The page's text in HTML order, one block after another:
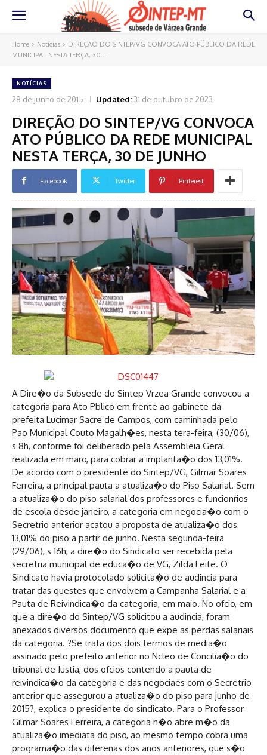
Home Notícias
DIREÇÃO DO SINTEP/VG CONVOCA ATO PÚBLICO DA REDE
MUNICIPAL NESTA TERÇA, 30...
NOTÍCIAS
28 de junho de 2015 Updated: 31 de outubro de 2023
DIREÇÃO DO SINTEP/VG CONVOCA
ATO PÚBLICO DA REDE MUNICIPAL
NESTA TERÇA, 30 DE JUNHO
Facebook Twitter Pinterest
A Dire�o da Subsede do Sintep Vrzea Grande convocou a
categoria para Ato Pblico em frente ao gabinete da
prefeita Lucimar Sacre de Campos, com caminhada pelo
Pao Municipal Couto Magalh�es, nesta tera-feira, (30/06),
s 8h, conforme foi deliberado pela Assembleia Geral
realizada em maro, para cobrar a implanta�o dos 13,01%.
De acordo com o presidente do Sintep/VG, Gilmar Soares
Ferreira, a principal pauta a atualiza�o do Piso Salarial. Sem
a atualiza�o do piso salarial dos professores e funcionrios
de escola desde janeiro, a categoria em negocia�o com o
Secretrio anterior acatou a proposta de atualiza�o dos
13,01% do piso a partir de junho. Nesta segunda-feira
(29/06), s 16h, a dire�o do Sindicato ser recebida pela
secretria municipal de educa�o de VG, Zilda Leite. O
Sindicato havia protocolado solicita�o de audincia para
tratar das questes que envolvem a Campanha Salarial e a
Pauta de Reivindica�o da categoria, em maio. No ofcio, em
que a dire�o do Sintep/VG solicitou a audincia, foram
anexados diversos documento que expe as perdas salariais
da categoria. ?Se trata dos dois termos de media�o
assinado pelo prefeito anterior no Ncleo de Concilia�o do
tribunal de Justia, dos ofcios contendo a pauta de
reivindica�o da categoria e das negociaes com o Secretrio
anterior que assegurou a atualiza�o do piso para junho de
2015?, explica o presidente do sindicato. Para o Professor
Gilmar Soares Ferreira, a categoria n�o abre m�o da
atualiza�o imediata do piso, ao mesmo tempo cobra uma
programa�o das diferenas dos anos anteriores, que s�o